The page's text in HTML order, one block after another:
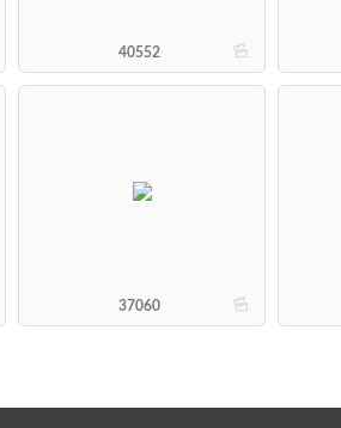
b
40552
b
37060